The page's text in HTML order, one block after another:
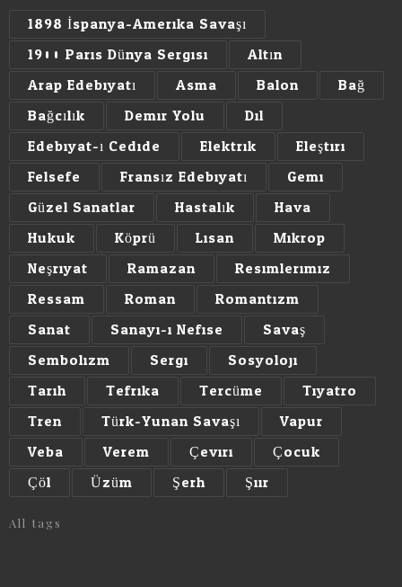
1898 İspanya-Amerika Savaşı
1900 Paris Dünya Sergisi
Altın
Arap Edebiyatı
Asma Balon
Bağ
Bağcılık
Demir Yolu
Dil
Edebiyat-ı Cedide
Elektrik
Eleştiri
Felsefe
Fransız Edebiyatı
Gemi
Güzel Sanatlar
Hastalık
Hava
Hukuk
Köprü Lisan
Mikrop
Neşriyat
Ramazan
Resimlerimiz
Ressam
Roman
Romantizm
Sanat
Sanayi-i Nefise
Savaş
Sembolizm
Sergi
Sosyoloji
Tarih
Tefrika Tercüme
Tiyatro
Tren
Türk-Yunan Savaşı
Vapur
Veba
Verem Çeviri
Çocuk
Çöl
Üzüm Şerh Şiir
All tags